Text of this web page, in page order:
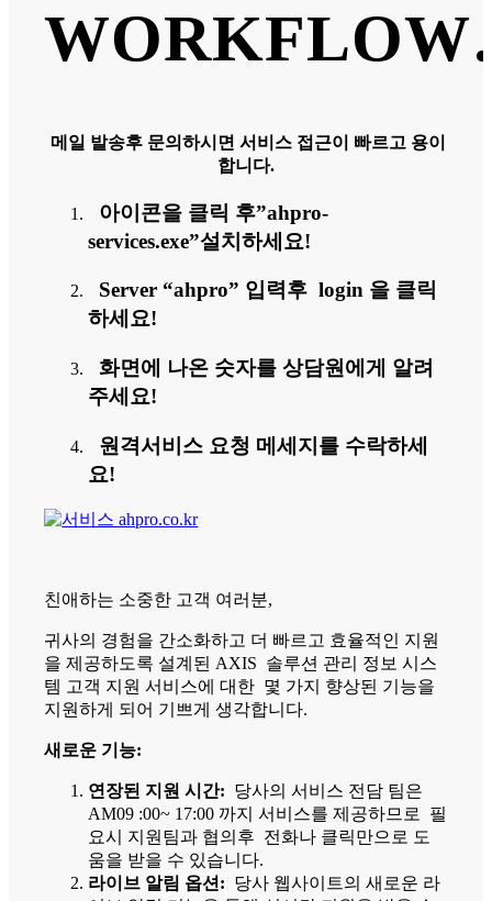
메일 발송후 문의하시면 서비스 접근이 빠르고 용이
합니다.
아이콘을 클릭 후”ahpro-
services.exe”설치하세요!
Server “ahpro” 입력후 login 을 클릭
하세요!
화면에 나온 숫자를 상담원에게 알려
주세요!
원격서비스 요청 메세지를 수락하세
요!
친애하는 소중한 고객 여러분,
귀사의 경험을 간소화하고 더 빠르고 효율적인 지원
을 제공하도록 설계된 AXIS 솔루션 관리 정보 시스
템 고객 지원 서비스에 대한 몇 가지 향상된 기능을
지원하게 되어 기쁘게 생각합니다.
새로운 기능:
연장된 지원 시간: 당사의 서비스 전담 팀은
AM09 :00~ 17:00 까지 서비스를 제공하므로 필
요시 지원팀과 협의후 전화나 클릭만으로 도
움을 받을 수 있습니다.
라이브 알림 옵션: 당사 웹사이트의 새로운 라